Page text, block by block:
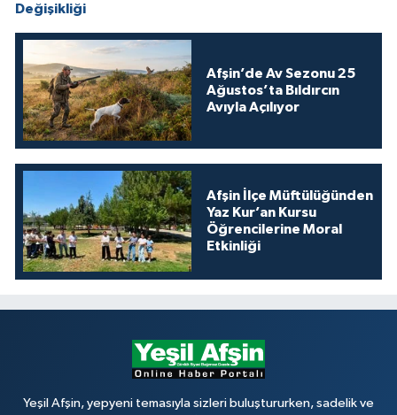
Değişikliği
Afşin’de Av Sezonu 25
Ağustos’ta Bıldırcın
Avıyla Açılıyor
Afşin İlçe Müftülüğünden
Yaz Kur’an Kursu
Öğrencilerine Moral
Etkinliği
Yeşil Afşin, yepyeni temasıyla sizleri buluştururken, sadelik ve